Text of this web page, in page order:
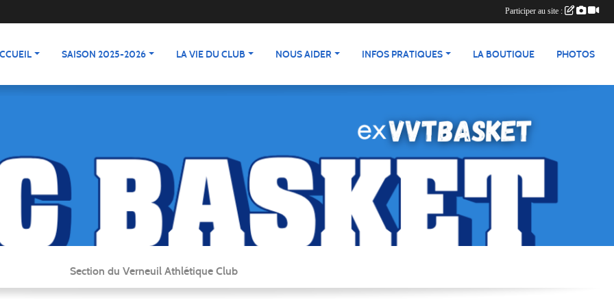
SAISON 2025-2026 LA VIE DU CLUB NOUS AIDER INFOS PRATIQUES LA BOUTIQUE PHOTOS
Section du Verneuil Athlétique Club
Participer au site :